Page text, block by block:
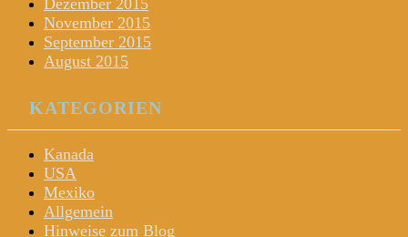
Dezember 2015
November 2015
September 2015
August 2015
KATEGORIEN
Kanada
USA
Mexiko
Allgemein
Hinweise zum Blog